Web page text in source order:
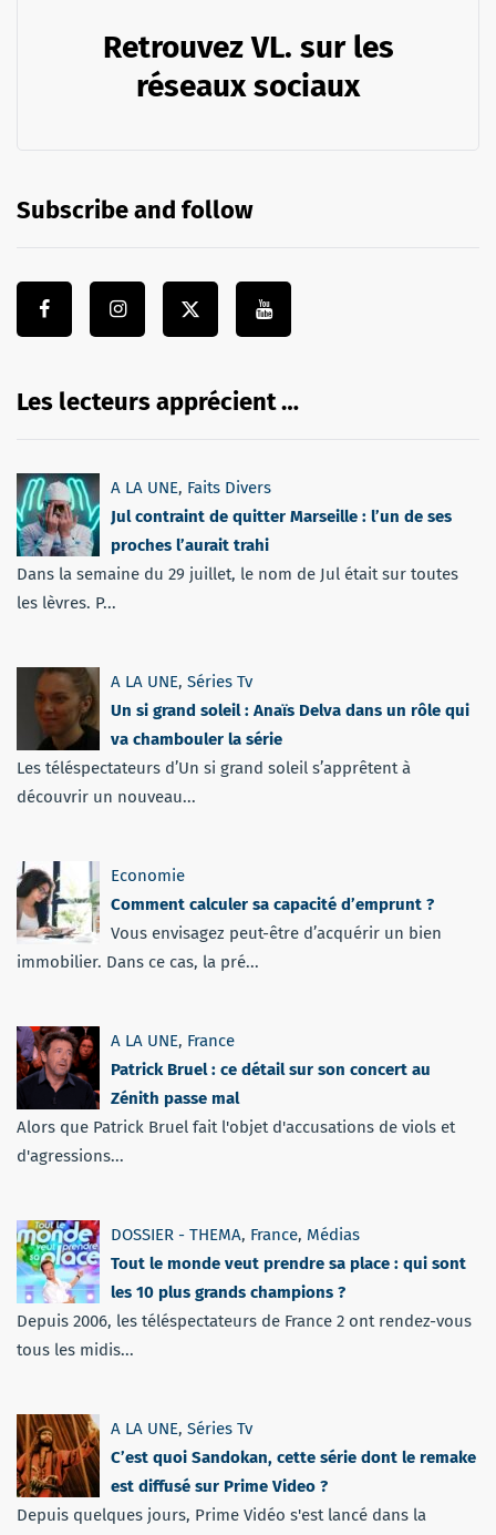
Retrouvez VL. sur les
réseaux sociaux
Subscribe and follow
Les lecteurs apprécient …
A LA UNE, Faits Divers
Jul contraint de quitter Marseille : l’un de ses
proches l’aurait trahi
Dans la semaine du 29 juillet, le nom de Jul était sur toutes
les lèvres. P...
A LA UNE, Séries Tv
Un si grand soleil : Anaïs Delva dans un rôle qui
va chambouler la série
Les téléspectateurs d’Un si grand soleil s’apprêtent à
découvrir un nouveau...
Economie
Comment calculer sa capacité d’emprunt ?
Vous envisagez peut-être d’acquérir un bien
immobilier. Dans ce cas, la pré...
A LA UNE, France
Patrick Bruel : ce détail sur son concert au
Zénith passe mal
Alors que Patrick Bruel fait l'objet d'accusations de viols et
d'agressions...
DOSSIER - THEMA, France, Médias
Tout le monde veut prendre sa place : qui sont
les 10 plus grands champions ?
Depuis 2006, les téléspectateurs de France 2 ont rendez-vous
tous les midis...
A LA UNE, Séries Tv
C’est quoi Sandokan, cette série dont le remake
est diffusé sur Prime Video ?
Depuis quelques jours, Prime Vidéo s'est lancé dans la